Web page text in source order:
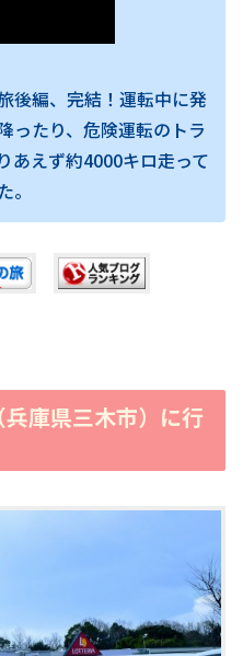
後編、完結！運転中に発
ったり、危険運転のトラ
あえず約4000キロ走って
庫県三木市）に行